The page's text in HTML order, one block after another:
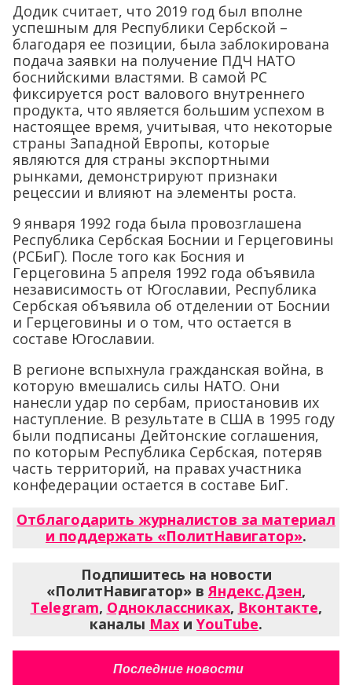
Додик считает, что 2019 год был вполне
успешным для Республики Сербской –
благодаря ее позиции, была заблокирована
подача заявки на получение ПДЧ НАТО
боснийскими властями. В самой РС
фиксируется рост валового внутреннего
продукта, что является большим успехом в
настоящее время, учитывая, что некоторые
страны Западной Европы, которые
являются для страны экспортными
рынками, демонстрируют признаки
рецессии и влияют на элементы роста.
9 января 1992 года была провозглашена
Республика Сербская Боснии и Герцеговины
(РСБиГ). После того как Босния и
Герцеговина 5 апреля 1992 года объявила
независимость от Югославии, Республика
Сербская объявила об отделении от Боснии
и Герцеговины и о том, что остается в
составе Югославии.
В регионе вспыхнула гражданская война, в
которую вмешались силы НАТО. Они
нанесли удар по сербам, приостановив их
наступление. В результате в США в 1995 году
были подписаны Дейтонские соглашения,
по которым Республика Сербская, потеряв
часть территорий, на правах участника
конфедерации остается в составе БиГ.
Отблагодарить журналистов за материал
и поддержать «ПолитНавигатор».
Подпишитесь на новости
«ПолитНавигатор» в Яндекс.Дзен,
Telegram, Одноклассниках, Вконтакте,
каналы Max и YouTube.
Последние новости